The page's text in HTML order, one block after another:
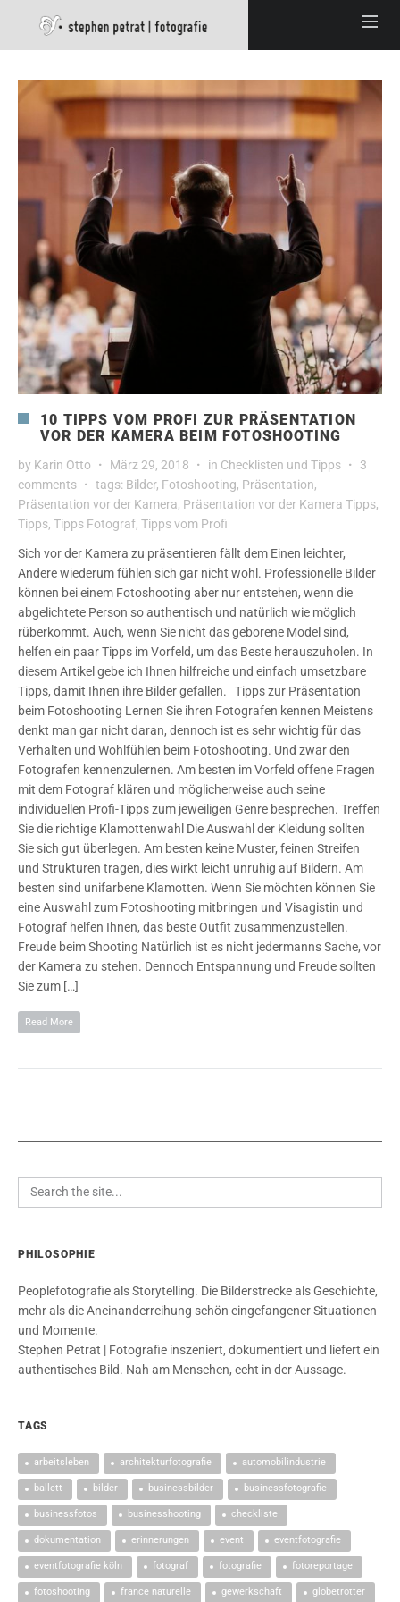
10 TIPPS VOM PROFI ZUR PRÄSENTATION
VOR DER KAMERA BEIM FOTOSHOOTING
by Karin Otto März 29, 2018 in Checklisten und Tipps
3
comments
tags: Bilder, Fotoshooting, Präsentation,
Präsentation vor der Kamera, Präsentation vor der Kamera Tipps,
Tipps, Tipps Fotograf, Tipps vom Profi
Sich vor der Kamera zu präsentieren fällt dem Einen leichter,
Andere wiederum fühlen sich gar nicht wohl. Professionelle Bilder
können bei einem Fotoshooting aber nur entstehen, wenn die
abgelichtete Person so authentisch und natürlich wie möglich
rüberkommt. Auch, wenn Sie nicht das geborene Model sind,
helfen ein paar Tipps im Vorfeld, um das Beste herauszuholen. In
diesem Artikel gebe ich Ihnen hilfreiche und einfach umsetzbare
Tipps, damit Ihnen ihre Bilder gefallen. Tipps zur Präsentation
beim Fotoshooting Lernen Sie ihren Fotografen kennen Meistens
denkt man gar nicht daran, dennoch ist es sehr wichtig für das
Verhalten und Wohlfühlen beim Fotoshooting. Und zwar den
Fotografen kennenzulernen. Am besten im Vorfeld offene Fragen
mit dem Fotograf klären und möglicherweise auch seine
individuellen Profi-Tipps zum jeweiligen Genre besprechen. Treffen
Sie die richtige Klamottenwahl Die Auswahl der Kleidung sollten
Sie sich gut überlegen. Am besten keine Muster, feinen Streifen
und Strukturen tragen, dies wirkt leicht unruhig auf Bildern. Am
besten sind unifarbene Klamotten. Wenn Sie möchten können Sie
eine Auswahl zum Fotoshooting mitbringen und Visagistin und
Fotograf helfen Ihnen, das beste Outfit zusammenzustellen.
Freude beim Shooting Natürlich ist es nicht jedermanns Sache, vor
der Kamera zu stehen. Dennoch Entspannung und Freude sollten
Sie zum […]
Read More
PHILOSOPHIE
Peoplefotografie als Storytelling. Die Bilderstrecke als Geschichte,
mehr als die Aneinanderreihung schön eingefangener Situationen
und Momente.
Stephen Petrat | Fotografie inszeniert, dokumentiert und liefert ein
authentisches Bild. Nah am Menschen, echt in der Aussage.
TAGS
arbeitsleben architekturfotografie automobilindustrie
ballett bilder businessbilder businessfotografie
businessfotos businesshooting checkliste
dokumentation erinnerungen event eventfotografie
eventfotografie köln fotograf fotografie fotoreportage
fotoshooting france naturelle gewerkschaft globetrotter